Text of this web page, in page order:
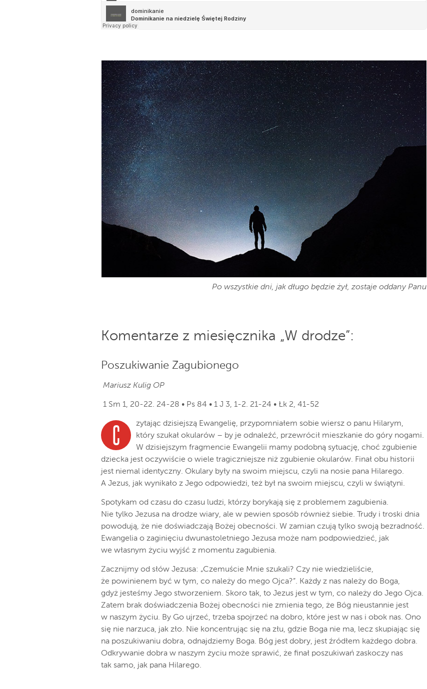
Po wszystkie dni, jak długo będzie żył, zostaje oddany Panu
Komentarze z miesięcznika „W drodze”:
Poszukiwanie Zagubionego
Mariusz Kulig OP
1 Sm 1, 20-22. 24-28 • Ps 84 • 1 J 3, 1-2. 21-24 • Łk 2, 41-52
C
zytając dzisiejszą Ewangelię, przypomniałem sobie wiersz o panu Hilarym,
który szukał okularów – by je odnaleźć, przewrócił mieszkanie do góry nogami.
W dzisiejszym fragmencie Ewangelii mamy podobną sytuację, choć zgubienie
dziecka jest oczywiście o wiele tragiczniejsze niż zgubienie okularów. Finał obu historii
jest niemal identyczny. Okulary były na swoim miejscu, czyli na nosie pana Hilarego.
A Jezus, jak wynikało z Jego odpowiedzi, też był na swoim miejscu, czyli w świątyni.
Spotykam od czasu do czasu ludzi, którzy borykają się z problemem zagubienia.
Nie tylko Jezusa na drodze wiary, ale w pewien sposób również siebie. Trudy i troski dnia
powodują, że nie doświadczają Bożej obecności. W zamian czują tylko swoją bezradność.
Ewangelia o zaginięciu dwunastoletniego Jezusa może nam podpowiedzieć, jak
we własnym życiu wyjść z momentu zagubienia.
Zacznijmy od słów Jezusa: „Czemuście Mnie szukali? Czy nie wiedzieliście,
że powinienem być w tym, co należy do mego Ojca?”. Każdy z nas należy do Boga,
gdyż jesteśmy Jego stworzeniem. Skoro tak, to Jezus jest w tym, co należy do Jego Ojca.
Zatem brak doświadczenia Bożej obecności nie zmienia tego, że Bóg nieustannie jest
w naszym życiu. By Go ujrzeć, trzeba spojrzeć na dobro, które jest w nas i obok nas. Ono
się nie narzuca, jak zło. Nie koncentrując się na złu, gdzie Boga nie ma, lecz skupiając się
na poszukiwaniu dobra, odnajdziemy Boga. Bóg jest dobry, jest źródłem każdego dobra.
Odkrywanie dobra w naszym życiu może sprawić, że finał poszukiwań zaskoczy nas
tak samo, jak pana Hilarego.